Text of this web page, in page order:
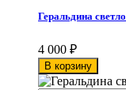
Геральдина
4 000 ₽
В корзину